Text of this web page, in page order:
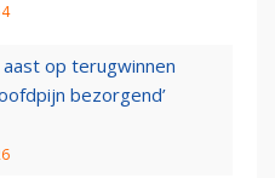
op terugwinnen
bezorgend’